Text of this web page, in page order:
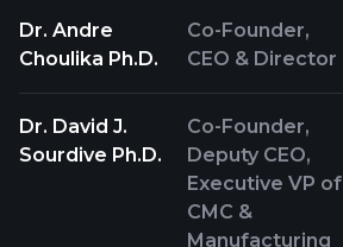
Dr. Andre
Choulika Ph.D.
Co-Founder,
CEO & Director
Dr. David J.
Sourdive Ph.D.
Co-Founder,
Deputy CEO,
Executive VP of
CMC &
Manufacturing